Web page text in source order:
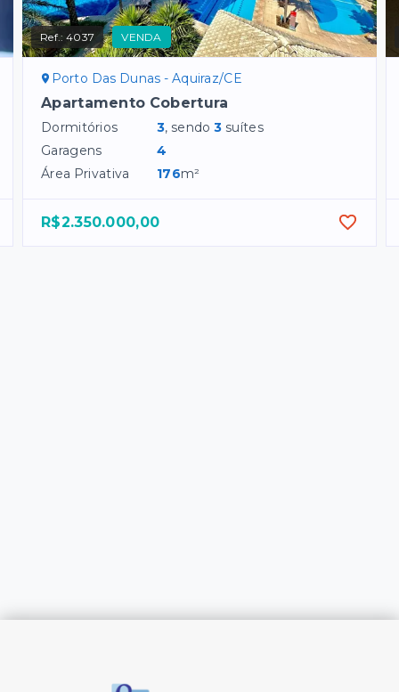
Ref.:4037 VENDA
Porto Das Dunas - Aquiraz/CE
Apartamento Cobertura
Dormitórios 3, sendo3 suítes
Garagens
4
Área Privativa
176m²
R$2.350.000,00